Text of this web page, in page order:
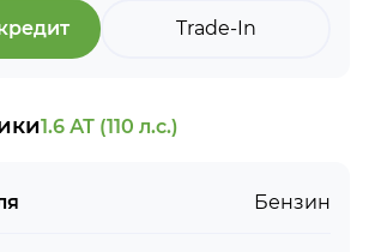
Trade-In
1.6 АТ (110 л.с.)
Бензин